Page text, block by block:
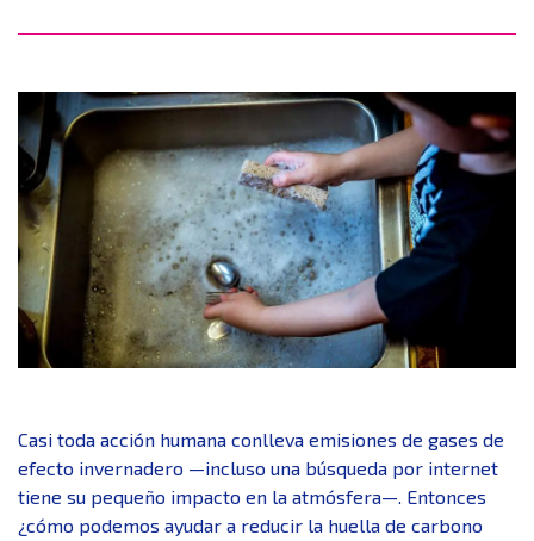
Casi toda acción humana conlleva emisiones de gases de
efecto invernadero —incluso una búsqueda por internet
tiene su pequeño impacto en la atmósfera—. Entonces
¿cómo podemos ayudar a reducir la huella de carbono